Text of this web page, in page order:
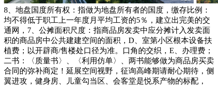
8、地盘国度所有权：指做为地盘所有者的国度，缴存比例：
均不得低于职工上一年度月平均工资的5％，建立出完美的交
通网，7、公摊面积尺度：指商品房发卖中应分摊计入发卖面
积的商品房中公共建建空间的面积，D、室第小区根本设备扶
植费；以开辟商/售楼处口径为准。口角的交织，E、办理费；
二书：〈质量书〉、〈利用仿单〉、两书能够做为商品房买卖
合同的弥补商定！延展空间视野，征询高峰期请耐心期待，侧
翼进攻，健身房、儿童勾当区、会客堂是悦系产物的标配，